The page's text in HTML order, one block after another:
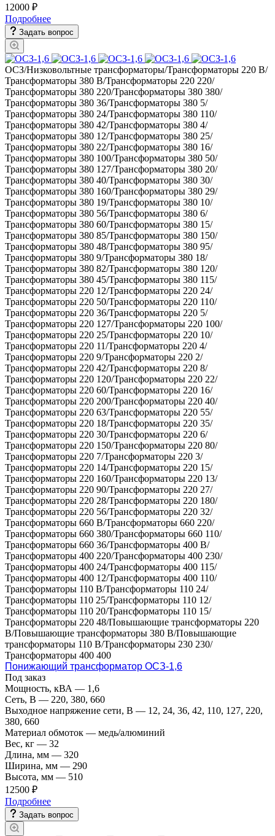
12000 ₽
Подробнее
Задать вопрос
ОСЗ/Низковольтные трансформаторы/Трансформаторы 220 В/
Трансформаторы 380 В/Трансформаторы 220 220/
Трансформаторы 380 220/Трансформаторы 380 380/
Трансформаторы 380 36/Трансформаторы 380 5/
Трансформаторы 380 24/Трансформаторы 380 110/
Трансформаторы 380 42/Трансформаторы 380 4/
Трансформаторы 380 12/Трансформаторы 380 25/
Трансформаторы 380 22/Трансформаторы 380 16/
Трансформаторы 380 100/Трансформаторы 380 50/
Трансформаторы 380 127/Трансформаторы 380 20/
Трансформаторы 380 40/Трансформаторы 380 30/
Трансформаторы 380 160/Трансформаторы 380 29/
Трансформаторы 380 19/Трансформаторы 380 10/
Трансформаторы 380 56/Трансформаторы 380 6/
Трансформаторы 380 60/Трансформаторы 380 15/
Трансформаторы 380 85/Трансформаторы 380 150/
Трансформаторы 380 48/Трансформаторы 380 95/
Трансформаторы 380 9/Трансформаторы 380 18/
Трансформаторы 380 82/Трансформаторы 380 120/
Трансформаторы 380 45/Трансформаторы 380 115/
Трансформаторы 220 12/Трансформаторы 220 24/
Трансформаторы 220 50/Трансформаторы 220 110/
Трансформаторы 220 36/Трансформаторы 220 5/
Трансформаторы 220 127/Трансформаторы 220 100/
Трансформаторы 220 25/Трансформаторы 220 10/
Трансформаторы 220 11/Трансформаторы 220 4/
Трансформаторы 220 9/Трансформаторы 220 2/
Трансформаторы 220 42/Трансформаторы 220 8/
Трансформаторы 220 120/Трансформаторы 220 22/
Трансформаторы 220 60/Трансформаторы 220 16/
Трансформаторы 220 200/Трансформаторы 220 40/
Трансформаторы 220 63/Трансформаторы 220 55/
Трансформаторы 220 18/Трансформаторы 220 35/
Трансформаторы 220 30/Трансформаторы 220 6/
Трансформаторы 220 150/Трансформаторы 220 80/
Трансформаторы 220 7/Трансформаторы 220 3/
Трансформаторы 220 14/Трансформаторы 220 15/
Трансформаторы 220 160/Трансформаторы 220 13/
Трансформаторы 220 90/Трансформаторы 220 27/
Трансформаторы 220 28/Трансформаторы 220 180/
Трансформаторы 220 56/Трансформаторы 220 32/
Трансформаторы 660 В/Трансформаторы 660 220/
Трансформаторы 660 380/Трансформаторы 660 110/
Трансформаторы 660 36/Трансформаторы 400 В/
Трансформаторы 400 220/Трансформаторы 400 230/
Трансформаторы 400 24/Трансформаторы 400 115/
Трансформаторы 400 12/Трансформаторы 400 110/
Трансформаторы 110 В/Трансформаторы 110 24/
Трансформаторы 110 25/Трансформаторы 110 12/
Трансформаторы 110 20/Трансформаторы 110 15/
Трансформаторы 220 48/Повышающие трансформаторы 220
В/Повышающие трансформаторы 380 В/Повышающие
трансформаторы 110 В/Трансформаторы 230 230/
Трансформаторы 400 400
Понижающий трансформатор ОСЗ-1,6
Под заказ
Мощность, кВА — 1,6
Сеть, В — 220, 380, 660
Выходное напряжение сети, В — 12, 24, 36, 42, 110, 127, 220,
380, 660
Материал обмоток — медь/алюминий
Вес, кг — 32
Длина, мм — 320
Ширина, мм — 290
Высота, мм — 510
12500 ₽
Подробнее
Задать вопрос